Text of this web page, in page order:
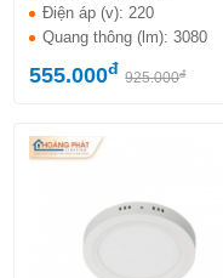
Điện áp (v):220
Quang thông (lm):3080
555.000đ 925.000đ